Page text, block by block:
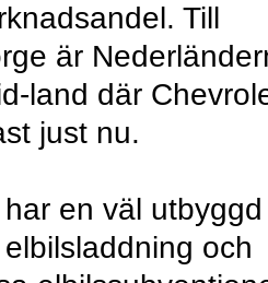
Till
är
land där
just nu.
en väl utbyggd
och